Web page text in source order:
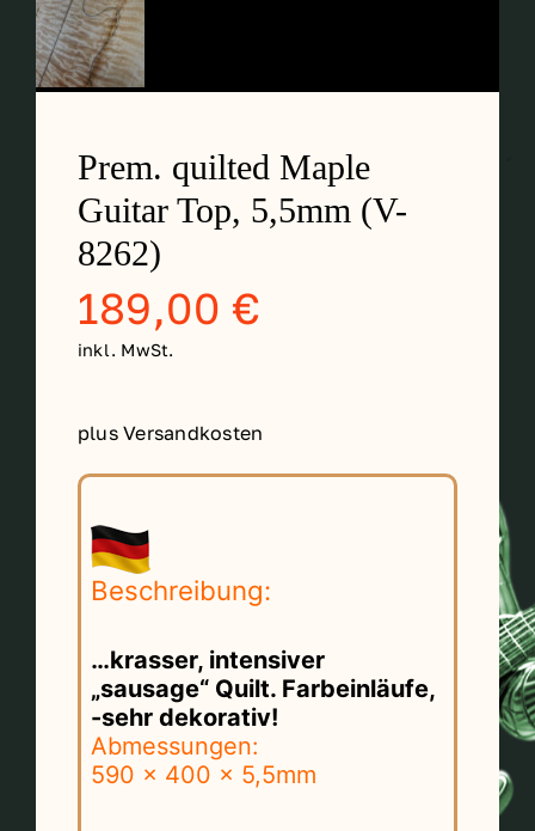
Prem. quilted Maple
Guitar Top, 5,5mm (V-
8262)
189,00 €
inkl. MwSt.
plus Versandkosten
Beschreibung:
…krasser, intensiver
„sausage“ Quilt. Farbeinläufe,
-sehr dekorativ!
Abmessungen:
590 x 400 x 5,5mm